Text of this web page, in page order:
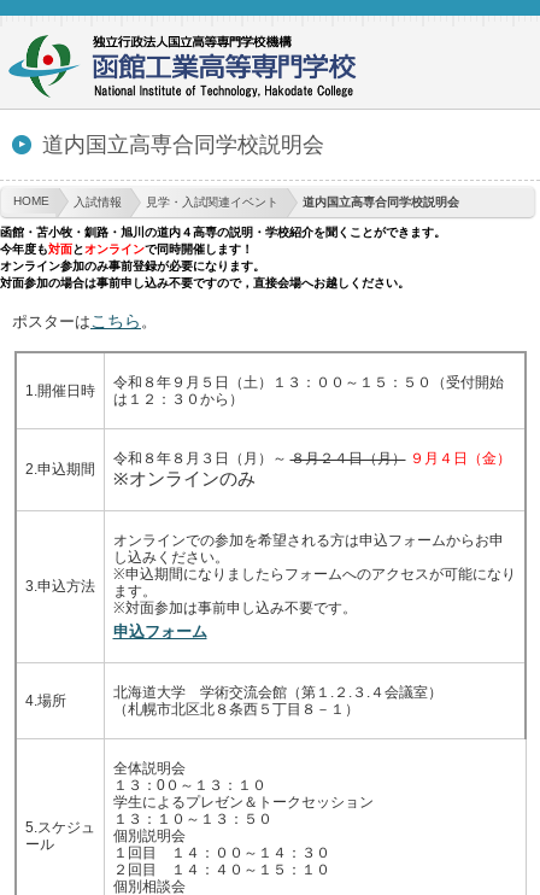
道内国立高専合同学校説明会
HOME 入試情報 見学・入試関連イベント 道内国立高専合同学校説明会
函館・苫小牧・釧路・旭川の道内４高専の説明・学校紹介を聞くことができます。
今年度も対面とオンラインで同時開催します！
オンライン参加のみ事前登録が必要になります。
対面参加の場合は事前申し込み不要ですので，直接会場へお越しください。
ポスターは こちら 。
1.開催日時
令和８年９月５日（土）１３：００～１５：５０（受付開始
は１２：３０から）
2.申込期間
令和８年８月３日（月）～８月２４日（月） ９月４日（金）
※オンラインのみ
3.申込方法
オンラインでの参加を希望される方は申込フォームからお申
し込みください。
※申込期間になりましたらフォームへのアクセスが可能になり
ます。
※対面参加は事前申し込み不要です。
申込フォーム
4.場所
北海道大学 学術交流会館（第１.２.３.４会議室）
（札幌市北区北８条西５丁目８－１）
5.スケジュ
ール
全体説明会
１３：0０～１３：１０
学生によるプレゼン＆トークセッション
１３：１０～１３：５０
個別説明会
１回目 １４：００～１４：３０
２回目 １４：４０～１５：１０
個別相談会